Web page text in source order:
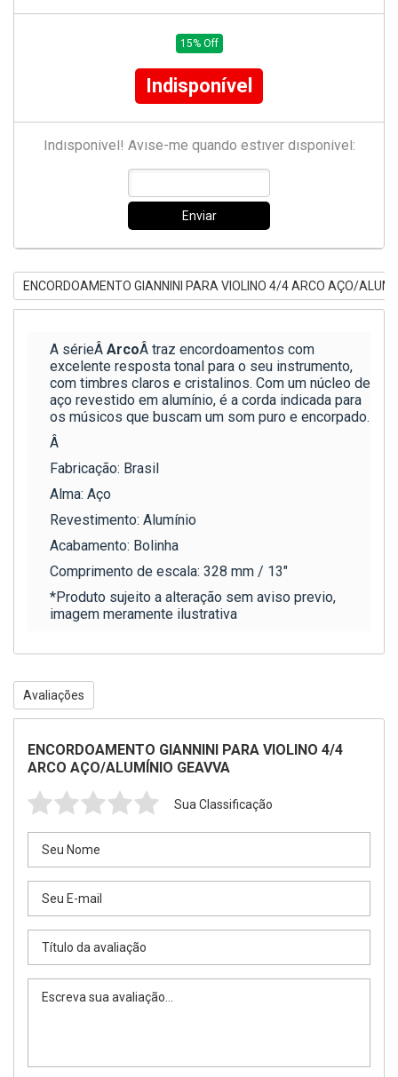
15% Off
Indisponível
Indisponível! Avise-me quando estiver disponível:
Enviar
ENCORDOAMENTO GIANNINI PARA VIOLINO 4/4 ARCO AÇO/
A sérieÂ ArcoÂ traz encordoamentos com
excelente resposta tonal para o seu instrumento,
com timbres claros e cristalinos. Com um núcleo de
aço revestido em alumínio, é a corda indicada para
os músicos que buscam um som puro e encorpado.
Â
Fabricação: Brasil
Alma: Aço
Revestimento: Alumínio
Acabamento: Bolinha
Comprimento de escala: 328 mm / 13″
*Produto sujeito a alteração sem aviso previo,
imagem meramente ilustrativa
Avaliações
ENCORDOAMENTO GIANNINI PARA VIOLINO 4/4
ARCO AÇO/ALUMÍNIO GEAVVA
Sua Classificação